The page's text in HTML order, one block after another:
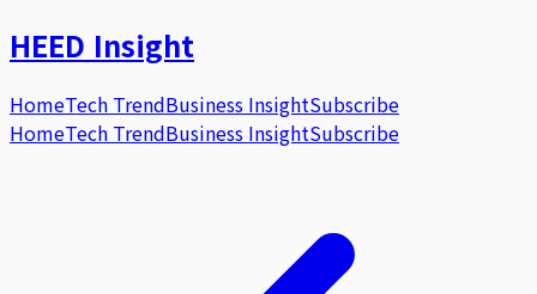
HEED Insight
HomeTech TrendBusiness InsightSubscribe
HomeTech TrendBusiness InsightSubscribe